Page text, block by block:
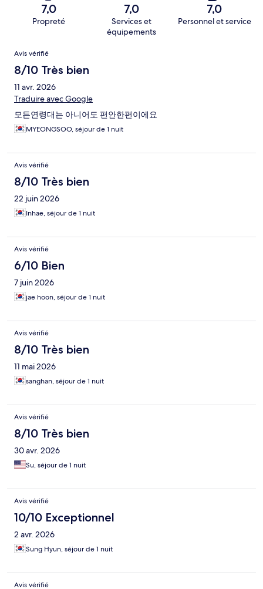
7,0
Propreté
7,0
Services et
équipements
7,0
Personnel et service
Avis
Avis vérifié
8/10 Très bien
11 avr. 2026
Traduire avec Google
모든연령대는 아니어도 편안한편이에요
MYEONGSOO, séjour de 1 nuit
Avis vérifié
8/10 Très bien
22 juin 2026
Inhae, séjour de 1 nuit
Avis vérifié
6/10 Bien
7 juin 2026
jae hoon, séjour de 1 nuit
Avis vérifié
8/10 Très bien
11 mai 2026
sanghan, séjour de 1 nuit
Avis vérifié
8/10 Très bien
30 avr. 2026
Su, séjour de 1 nuit
Avis vérifié
10/10 Exceptionnel
2 avr. 2026
Sung Hyun, séjour de 1 nuit
Avis vérifié